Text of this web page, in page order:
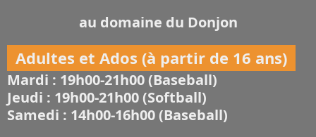
au domaine du Donjon
Adultes et Ados (à partir de 16 ans)
Mardi : 19h00-21h00 (Baseball)
Jeudi : 19h00-21h00 (Softball)
Samedi : 14h00-16h00 (Baseball)